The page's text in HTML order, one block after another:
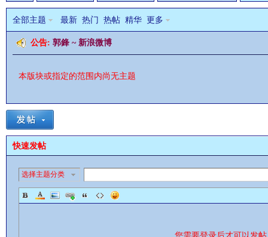
全部主题 最新 热门 热帖 精华 更多
公告: 郭鋒 ~ 新浪微博
本版块或指定的范围内尚无主题
快速发帖
选择主题分类